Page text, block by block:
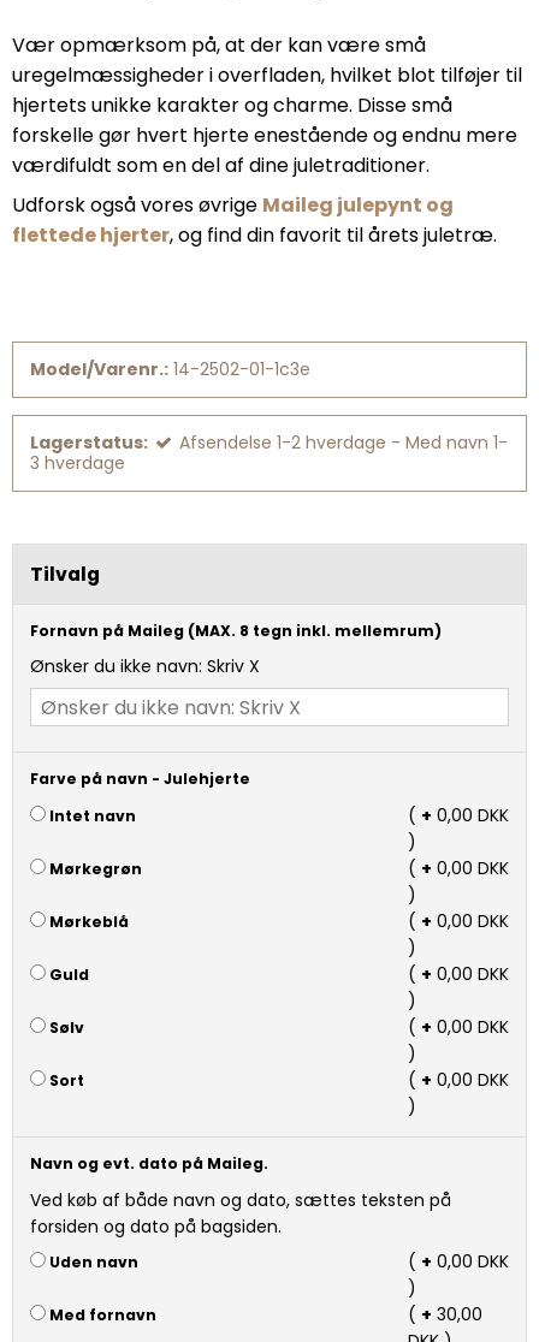
Vær opmærksom på, at der kan være små
uregelmæssigheder i overfladen, hvilket blot tilføjer til
hjertets unikke karakter og charme. Disse små
forskelle gør hvert hjerte enestående og endnu mere
værdifuldt som en del af dine juletraditioner.
Udforsk også vores øvrige Maileg julepynt og
flettede hjerter, og find din favorit til årets juletræ.
Model/Varenr.: 14-2502-01-1c3e
Lagerstatus:
Afsendelse 1-2 hverdage - Med navn 1-
3 hverdage
Tilvalg
Fornavn på Maileg (MAX. 8 tegn inkl. mellemrum)
Ønsker du ikke navn: Skriv X
Farve på navn - Julehjerte
Intet navn
( + 0,00 DKK
)
Mørkegrøn ( + 0,00 DKK
)
Mørkeblå ( + 0,00 DKK
)
Guld ( + 0,00 DKK
)
Sølv ( + 0,00 DKK
)
Sort ( + 0,00 DKK
)
Navn og evt. dato på Maileg.
Ved køb af både navn og dato, sættes teksten på
forsiden og dato på bagsiden.
Uden navn ( + 0,00 DKK
)
Med fornavn ( + 30,00